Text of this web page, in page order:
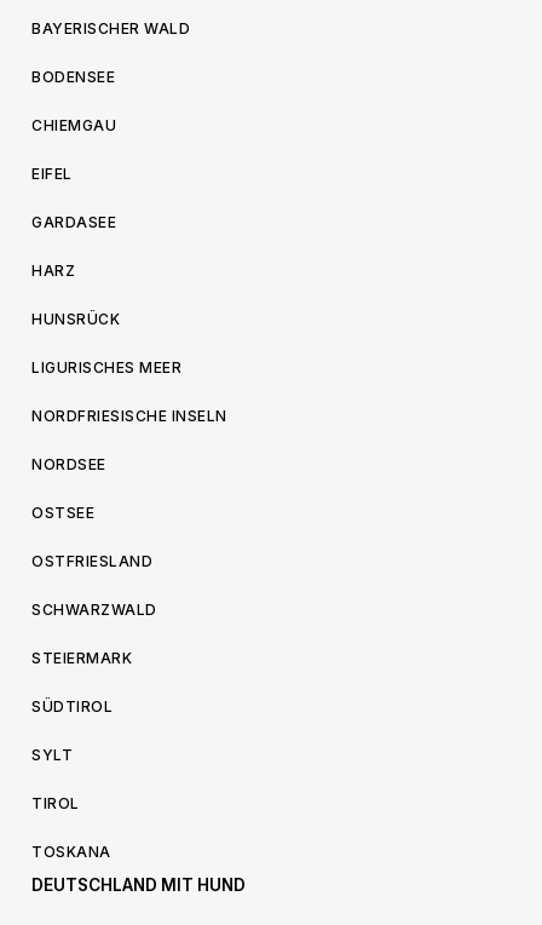
BAYERISCHER WALD
BODENSEE
CHIEMGAU
EIFEL
GARDASEE
HARZ
HUNSRÜCK
LIGURISCHES MEER
NORDFRIESISCHE INSELN
NORDSEE
OSTSEE
OSTFRIESLAND
SCHWARZWALD
STEIERMARK
SÜDTIROL
SYLT
TIROL
TOSKANA
DEUTSCHLAND MIT HUND